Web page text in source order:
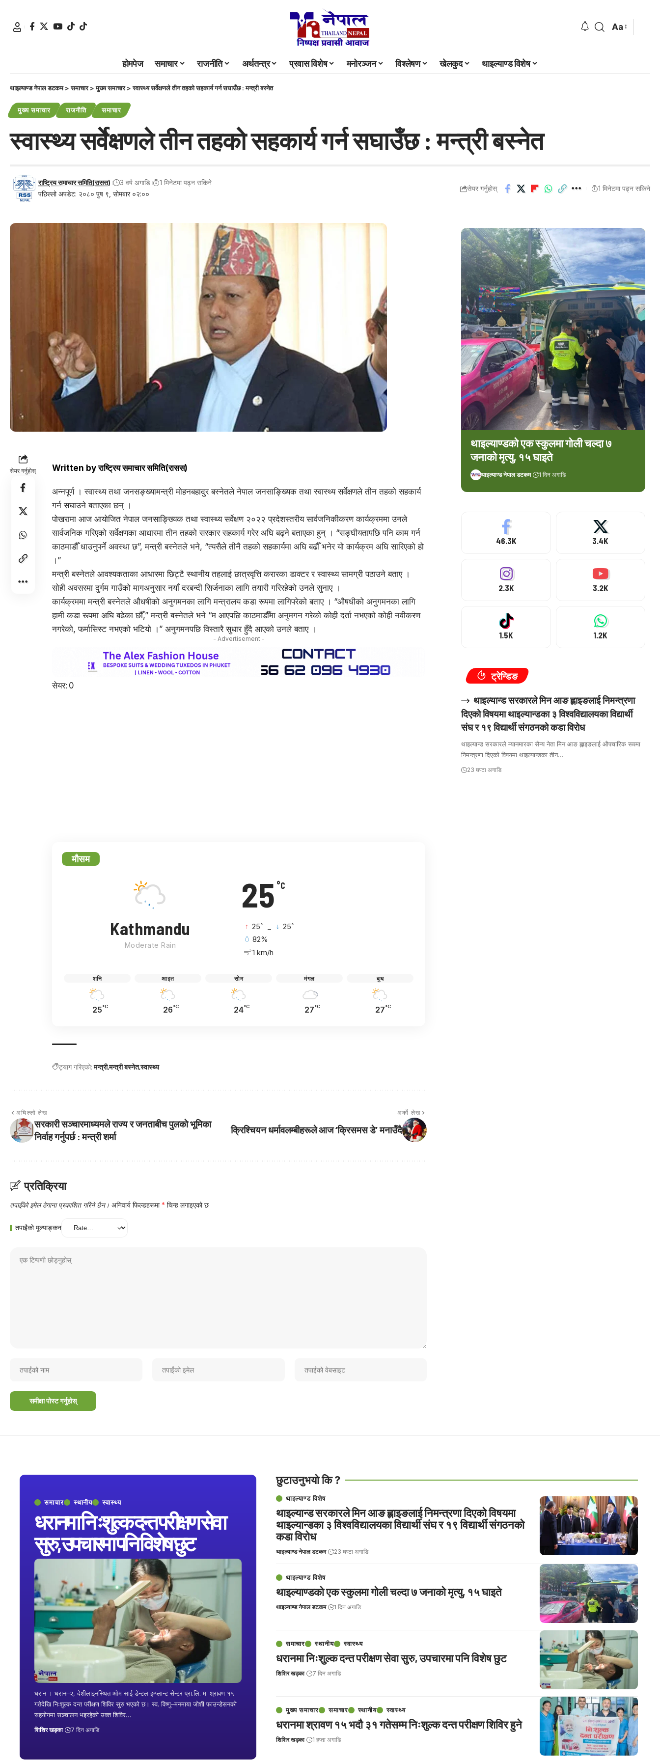
Aa
होमपेज समाचार राजनीति अर्थतन्त्र प्रवास विशेष मनोरञ्जन विश्लेषण खेलकुद थाइल्याण्ड विशेष
थाइल्याण्ड नेपाल डटकम>समाचार>मुख्य समाचार>स्वास्थ्य सर्वेक्षणले तीन तहको सहकार्य गर्न सघाउँछ : मन्त्री बस्नेत
मुख्य समाचार राजनीति समाचार
स्वास्थ्य सर्वेक्षणले तीन तहको सहकार्य गर्न सघाउँछ : मन्त्री बस्नेत
पछिल्लो अपडेट: २०८० पुष ९, सोमबार ०२:००
राष्ट्रिय समाचार समिति(रासस) 3 वर्ष अगाडि 1 मिनेटमा पढ्न सकिने
सेयर गर्नुहोस् 1 मिनेटमा पढ्न सकिने
सेयर गर्नुहोस् Written by राष्ट्रिय समाचार समिति(रासस)
अन्नपूर्ण । स्वास्थ्य तथा जनसङ्ख्यामन्त्री मोहनबहादुर बस्नेतले नेपाल जनसाङ्ख्यिक तथा स्वास्थ्य सर्वेक्षणले तीन तहको सहकार्य
गर्न सघाउने बताएका छन् ।
पोखरामा आज आयोजित नेपाल जनसाङ्ख्यिक तथा स्वास्थ्य सर्वेक्षण २०२२ प्रदेशस्तरीय सार्वजनिकीकरण कार्यक्रममा उनले
सार्वजनिक गरिएको सर्वेक्षणका आधारमा तीन तहको सरकार सहकार्य गरेर अघि बढ्ने बताएका हुन् । “सङ्घीयतापछि पनि काम गर्न
काठमाडौँ धाउनुपर्ने अवस्था छ”, मन्त्री बस्नेतले भने, “त्यसैले तीनै तहको सहकार्यमा अघि बढौँ भनेर यो कार्यक्रम अघि सारिएको हो
।”
मन्त्री बस्नेतले आवश्यकताका आधारमा छिट्टै स्थानीय तहलाई छात्रवृत्ति करारका डाक्टर र स्वास्थ्य सामग्री पठाउने बताए ।
सोही अवसरमा दुर्गम गाउँको मागअनुसार नयाँ दरबन्दी सिर्जनाका लागि तयारी गरिरहेको उनले सुनाए ।
कार्यक्रममा मन्त्री बस्नेतले औधषीको अनुगमनका लागि मन्त्रालय कडा रूपमा लागिपरेको बताए । “औषधीको अनुगमनका लागि
हामी कडा रूपमा अघि बढेका छौँ,” मन्त्री बस्नेतले भने “म आएपछि काठमाडौँमा अनुमगन गरेको कोही दर्ता नभएको कोही नवीकरण
नगरेको, फर्मासिस्ट नभएको भटियो ।” अनुगमनपछि विस्तारै सुधार हुँदै आएको उनले बताए ।
- Advertisement -
सेयर: 0
मौसम
25 °C
Kathmandu
Moderate Rain
25° 25°
82%
1 km/h
शनि
25°C
आइत
26°C
सोम
24°C
मंगल
27°C
बुध
27°C
ट्याग गरिएको: मन्त्रीमन्त्री बस्नेतस्वास्थ्य
अघिल्लो लेख
सरकारी सञ्चारमाध्यमले राज्य र जनताबीच पुलकाे भूमिका
निर्वाह गर्नुपर्छ : मन्त्री शर्मा
अर्को लेख
क्रिश्चियन धर्मावलम्बीहरूले आज ‘क्रिसमस डे’ मनाउँदै
प्रतिक्रिया
तपाईँको इमेल ठेगाना प्रकाशित गरिने छैन। अनिवार्य फिल्डहरूमा* चिन्ह लगाइएको छ
तपाईंको मूल्याङ्कन
थाइल्याण्डको एक स्कुलमा गोली चल्दा ७
जनाको मृत्यु, १५ घाइते
थाइल्याण्ड नेपाल डटकम 1 दिन अगाडि
46.3K 3.4K
2.3K 3.2K
1.5K 1.2K
ट्रेन्डिङ
थाइल्यान्ड सरकारले मिन आङ ह्लाइङलाई निमन्त्रणा
दिएको विषयमा थाइल्यान्डका ३ विश्वविद्यालयका विद्यार्थी
संघ र १९ विद्यार्थी संगठनको कडा विरोध
थाइल्यान्ड सरकारले म्यानमारका सैन्य नेता मिन आङ ह्लाइङलाई औपचारिक रूपमा
निमन्त्रणा दिएको विषयमा थाइल्यान्डका तीन…
23 घण्टा अगाडि
समाचार स्थानीय स्वास्थ्य
धरानमा निःशुल्क दन्त परीक्षण सेवा
सुरु, उपचारमा पनि विशेष छुट
धरान । धरान–२, देशीलाइनस्थित ओम साई डेन्टल इम्प्लान्ट सेन्टर प्रा.लि. मा श्रावण १५
गतेदेखि निःशुल्क दन्त परीक्षण शिविर सुरु भएको छ। स्व. विष्णु–मनमाया जोशी फाउन्डेसनको
सहयोगमा सञ्चालन भइरहेको उक्त शिविर…
शिशिर खड्का 7 दिन अगाडि
छुटाउनुभयो कि ?
थाइल्याण्ड विशेष
थाइल्यान्ड सरकारले मिन आङ ह्लाइङलाई निमन्त्रणा दिएको विषयमा
थाइल्यान्डका ३ विश्वविद्यालयका विद्यार्थी संघ र १९ विद्यार्थी संगठनको
कडा विरोध
थाइल्याण्ड नेपाल डटकम 23 घण्टा अगाडि
थाइल्याण्ड विशेष
थाइल्याण्डको एक स्कुलमा गोली चल्दा ७ जनाको मृत्यु, १५ घाइते
थाइल्याण्ड नेपाल डटकम 1 दिन अगाडि
समाचार स्थानीय स्वास्थ्य
धरानमा निःशुल्क दन्त परीक्षण सेवा सुरु, उपचारमा पनि विशेष छुट
शिशिर खड्का 7 दिन अगाडि
मुख्य समाचार समाचार स्थानीय स्वास्थ्य
धरानमा श्रावण १५ भदौ ३१ गतेसम्म निःशुल्क दन्त परीक्षण शिविर हुने
शिशिर खड्का 1 हप्ता अगाडि